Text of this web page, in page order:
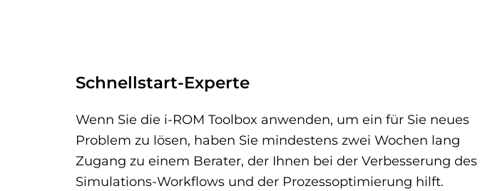
Schnellstart-Experte
Wenn Sie die i-ROM Toolbox anwenden, um ein für Sie neues
Problem zu lösen, haben Sie mindestens zwei Wochen lang
Zugang zu einem Berater, der Ihnen bei der Verbesserung des
Simulations-Workflows und der Prozessoptimierung hilft.